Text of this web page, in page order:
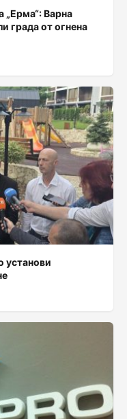
„Ерма“: Варна
града от огнена
установи